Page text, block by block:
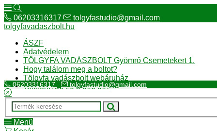
06203316317
tolgyfastudio@gmail.com
tolgyfavadaszbolt.hu
ÁSZF
Adatvédelem
TÖLGYFA VADÁSZBOLT Gyömrő Csemetekert 1.
Hogy találom meg a boltot?
Tölgyfa vadászbolt webáruház
Telefon:+36 20 3 316 317
06203316317 tolgyfastudio@gmail.com
Menü